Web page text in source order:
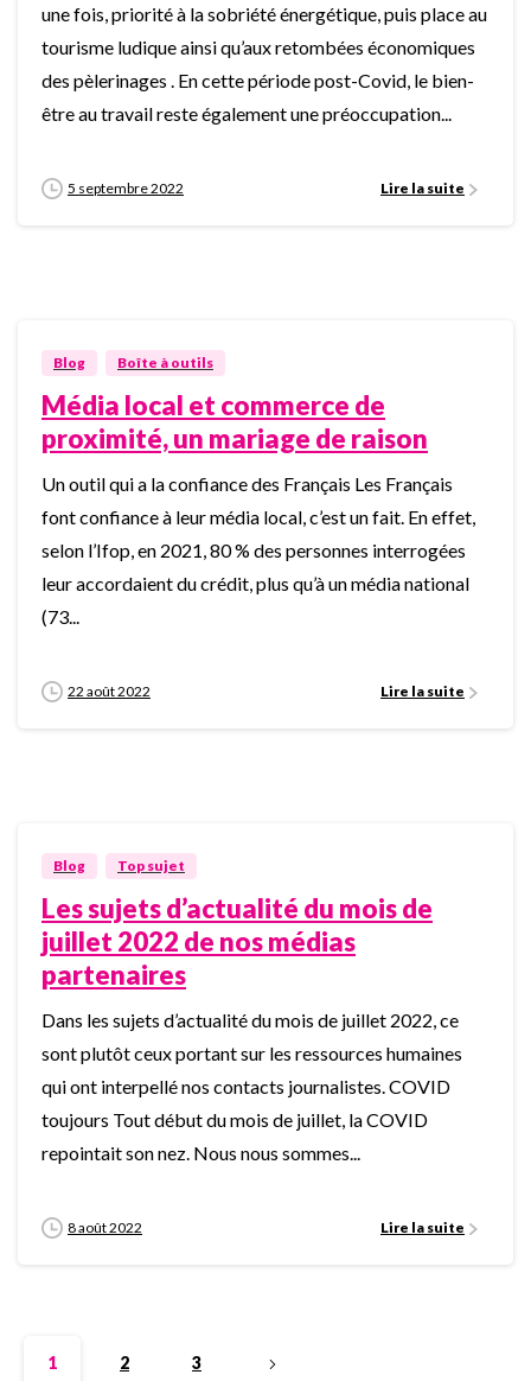
une fois, priorité à la sobriété énergétique, puis place au
tourisme ludique ainsi qu’aux retombées économiques
des pèlerinages . En cette période post-Covid, le bien-
être au travail reste également une préoccupation...
5 septembre 2022 Lire la suite
Blog Boîte à outils
Média local et commerce de
proximité, un mariage de raison
Un outil qui a la confiance des Français Les Français
font confiance à leur média local, c’est un fait. En effet,
selon l’Ifop, en 2021, 80 % des personnes interrogées
leur accordaient du crédit, plus qu’à un média national
(73...
22 août 2022 Lire la suite
Blog Top sujet
Les sujets d’actualité du mois de
juillet 2022 de nos médias
partenaires
Dans les sujets d’actualité du mois de juillet 2022, ce
sont plutôt ceux portant sur les ressources humaines
qui ont interpellé nos contacts journalistes. COVID
toujours Tout début du mois de juillet, la COVID
repointait son nez. Nous nous sommes...
8 août 2022 Lire la suite
1 2 3